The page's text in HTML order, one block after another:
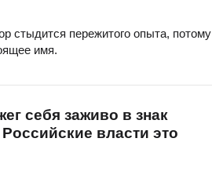
стыдится пережитого опыта, потому
имя.
себя заживо в знак
власти это